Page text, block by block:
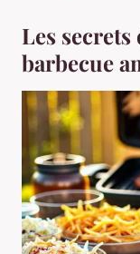
Les
barbecue